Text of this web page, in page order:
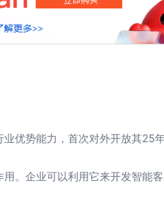
优势能力，首次对外开放其25
。企业可以利用它来开发智能